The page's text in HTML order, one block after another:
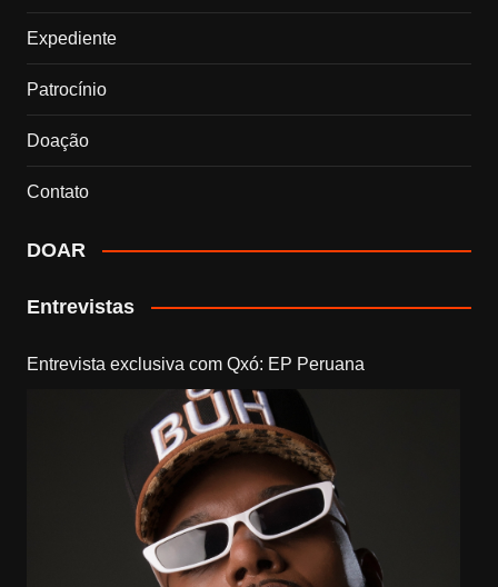
Expediente
Patrocínio
Doação
Contato
DOAR
Entrevistas
Entrevista exclusiva com Qxó: EP Peruana